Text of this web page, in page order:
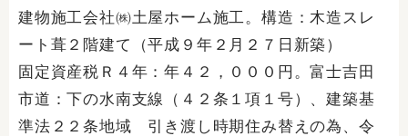
建物施工会社㈱土屋ホーム施工。構造：木造スレ
ート葺２階建て（平成９年２月２７日新築）
固定資産税Ｒ４年：年４２，０００円。富士吉田
市道：下の水南支線（４２条１項１号）、建築基
準法２２条地域 引き渡し時期住み替えの為、令